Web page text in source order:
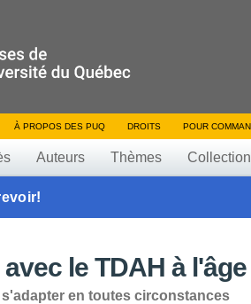
À PROPOS DES PUQ DROITS POUR
Auteurs Thèmes
le TDAH à
en toutes circonstances